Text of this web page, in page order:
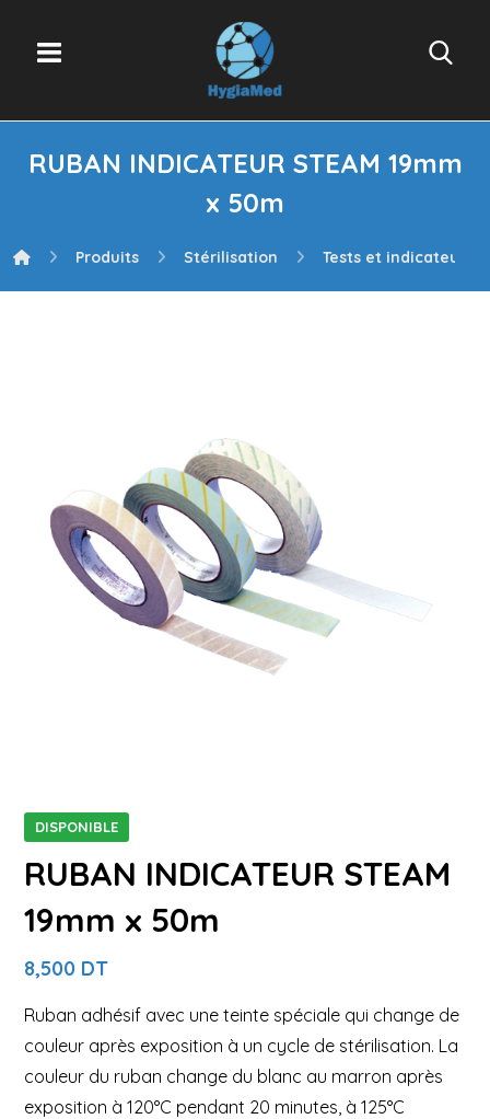
RUBAN INDICATEUR STEAM 19mm
x 50m
Produits Stérilisation Tests et indicateurs
DISPONIBLE
RUBAN INDICATEUR STEAM
19mm x 50m
8,500 DT
Ruban adhésif avec une teinte spéciale qui change de
couleur après exposition à un cycle de stérilisation. La
couleur du ruban change du blanc au marron après
exposition à 120°C pendant 20 minutes, à 125°C